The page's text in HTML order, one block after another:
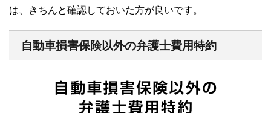
は、きちんと確認しておいた方が良いです。
自動車損害保険以外の弁護士費用特約